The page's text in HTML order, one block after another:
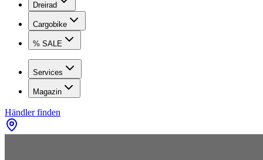
Dreirad
Cargobike
% SALE
Services
Magazin
Händler finden